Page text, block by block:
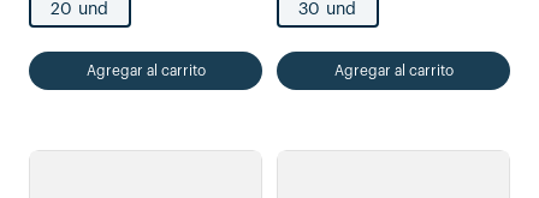
20 und
Agregar al carrito
30 und
Agregar al carrito